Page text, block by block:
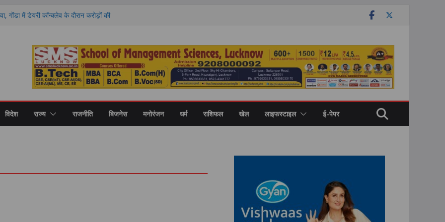
गोंडा में डेयरी कॉन्क्लेव के दौरान करोड़ों की
हाल
मंथन, आयोग ने जनप्रतिनिधियों से लिए सुझाव,
की नई शिक्षा का मॉडल, गोंडा में मंडल स्तरीय बैठक में
उच्च शिक्षा का मिला मार्गदर्शन
विदेश राज्य राजनीति बिजनेस मनोरंजन धर्म राशिफल खेल लाइफस्टाइल ई-पेपर